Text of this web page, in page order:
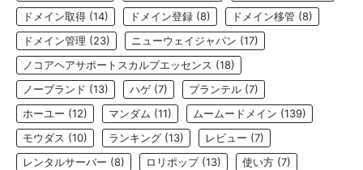
ドメイン取得 (14) ドメイン登録 (8) ドメイン移管 (8)
ドメイン管理 (23) ニューウェイジャパン (17)
ノコアヘアサポートスカルプエッセンス (18)
ノーブランド (13) ハゲ (7) プランテル (7)
ホーユー (12) マンダム (11) ムームードメイン (139)
モウダス (10) ランキング (13) レビュー (7)
レンタルサーバー (8) ロリポップ(13) 使い方 (7)